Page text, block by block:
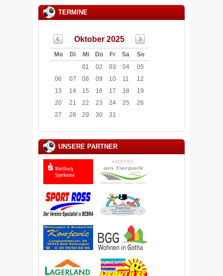
TERMINE
Oktober 2025
Mo Di Mi Do Fr Sa
So
01
02 03 04
05
06
07 08 09 10 11
12
13
14 15 16 17 18
19
20
21 22 23 24 25
26
27
28 29 30 31
UNSERE PARTNER